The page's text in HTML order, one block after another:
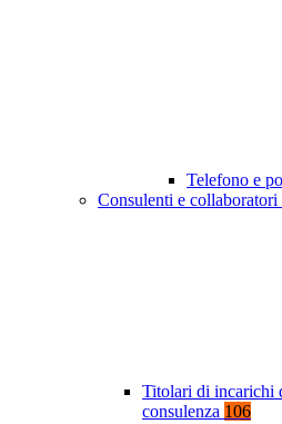
Telefono e
Consulenti e collaboratori
Titolari di incarichi
consulenza 106